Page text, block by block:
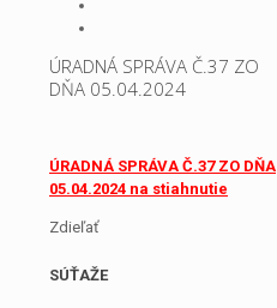
ÚRADNÁ SPRÁVA Č.37 ZO
DŇA 05.04.2024
ÚRADNÁ SPRÁVA Č.37 ZO DŇA
05.04.2024 na stiahnutie
Zdieľať
SÚŤAŽE